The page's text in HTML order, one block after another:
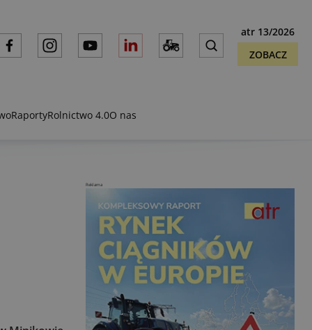
atr 13/2026
ZOBACZ
RaportyRolnictwo 4.0O nas
Reklama